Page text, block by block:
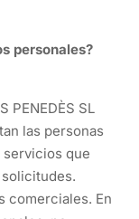
personales?
PENEDÈS SL
las personas
que
comerciales. En